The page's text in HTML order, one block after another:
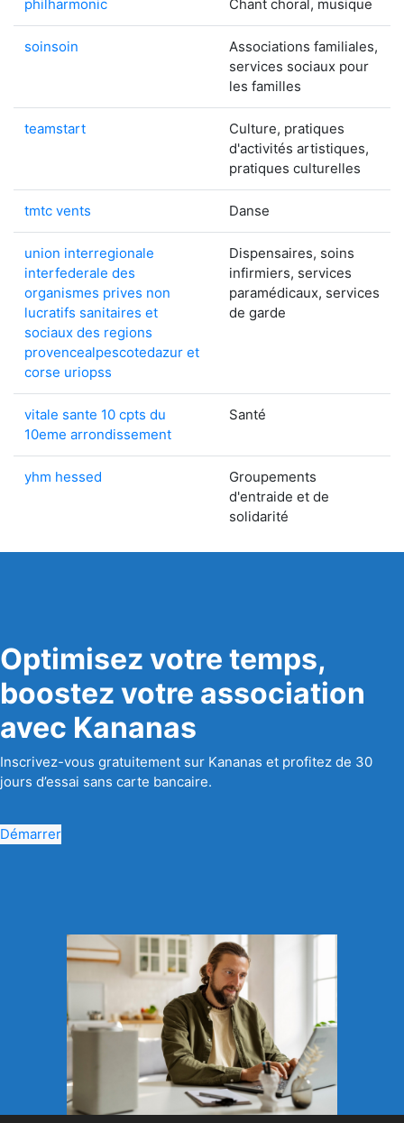
philharmonic Chant choral, musique
soinsoin
Associations familiales,
services sociaux pour
les familles
teamstart
Culture, pratiques
d'activités artistiques,
pratiques culturelles
tmtc vents Danse
union interregionale
interfederale des
organismes prives non
lucratifs sanitaires et
sociaux des regions
provencealpescotedazur et
corse uriopss
Dispensaires, soins
infirmiers, services
paramédicaux, services
de garde
vitale sante 10 cpts du
10eme arrondissement
Santé
yhm hessed
Groupements
d'entraide et de
solidarité
Optimisez votre temps,
boostez votre association
avec Kananas
Inscrivez-vous gratuitement sur Kananas et profitez de 30
jours d’essai sans carte bancaire.
Démarrer